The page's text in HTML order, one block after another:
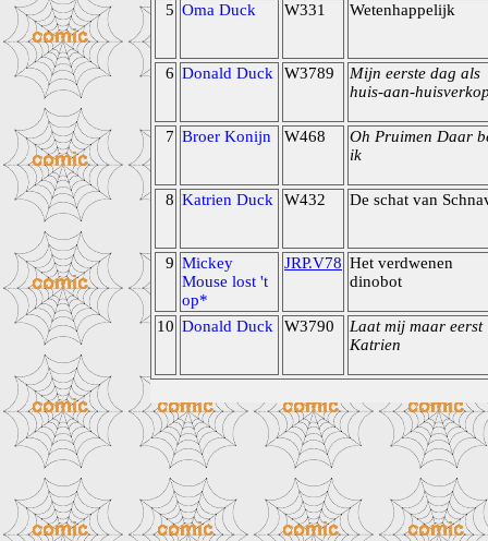
5 Oma Duck W331 Wetenhappelijk
6 Donald Duck W3789
Mijn eerste dag als
huis-aan-
7 Broer Konijn W468
Oh Pruimen Daar
ik
8 Katrien Duck W432 De schat van
9 Mickey
Mouse lost 't
op*
JRP.V78 Het verdwenen
dinobot
10 Donald Duck W3790
Laat mij maar eerst
Katrien